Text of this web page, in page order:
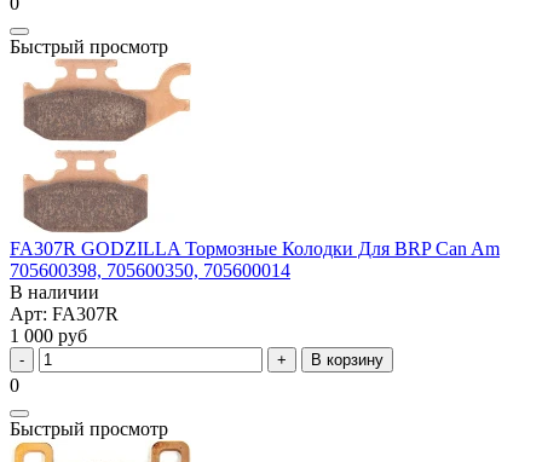
Быстрый просмотр
FA307R GODZILLA Тормозные Колодки Для BRP Can Am
705600398, 705600350, 705600014
В наличии
Арт: FA307R
1 000 руб
В корзину
0
Быстрый просмотр